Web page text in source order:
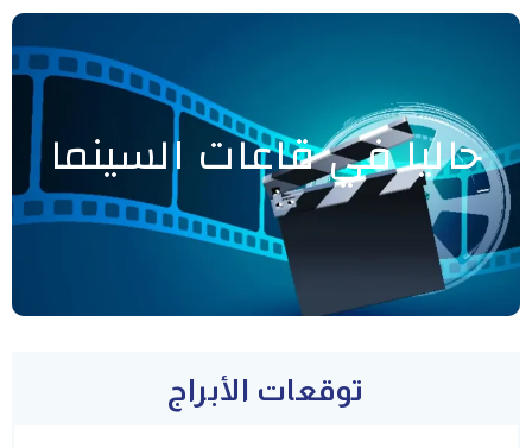
حاليا في قاعات السينما
توقعات الأبراج